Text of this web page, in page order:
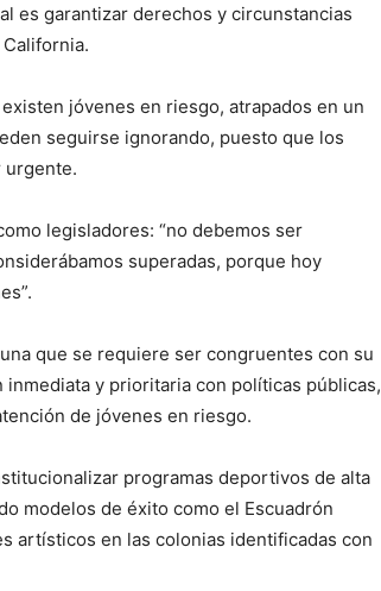
es garantizar derechos y circunstancias
jóvenes en riesgo, atrapados en un
seguirse ignorando, puesto que los
urgente.
legisladores: “no debemos ser
superadas, porque hoy
que se requiere ser congruentes con su
y prioritaria con políticas públicas,
de jóvenes en riesgo.
programas deportivos de alta
modelos de éxito como el Escuadrón
artísticos en las colonias identificadas con